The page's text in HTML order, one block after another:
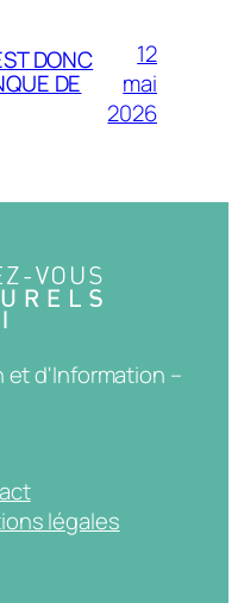
DONC
DE
12
mai
2026
d'Information –
légales